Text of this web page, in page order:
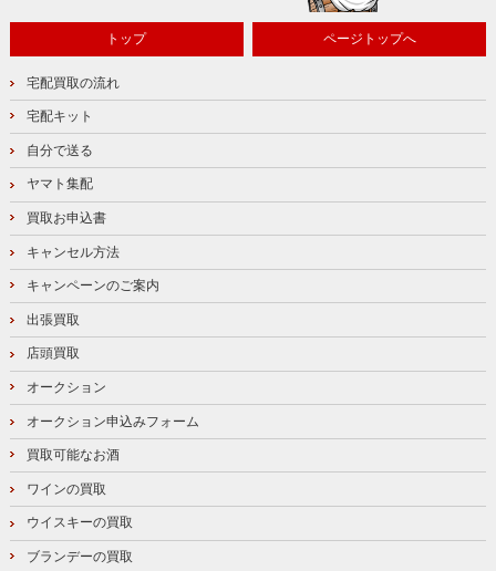
トップ ページトップへ
宅配買取の流れ
宅配キット
自分で送る
ヤマト集配
買取お申込書
キャンセル方法
キャンペーンのご案内
出張買取
店頭買取
オークション
オークション申込みフォーム
買取可能なお酒
ワインの買取
ウイスキーの買取
ブランデーの買取